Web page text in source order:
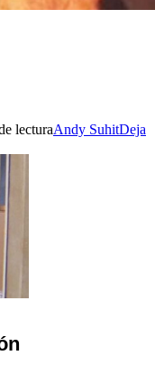
lecturaAndy SuhitDeja